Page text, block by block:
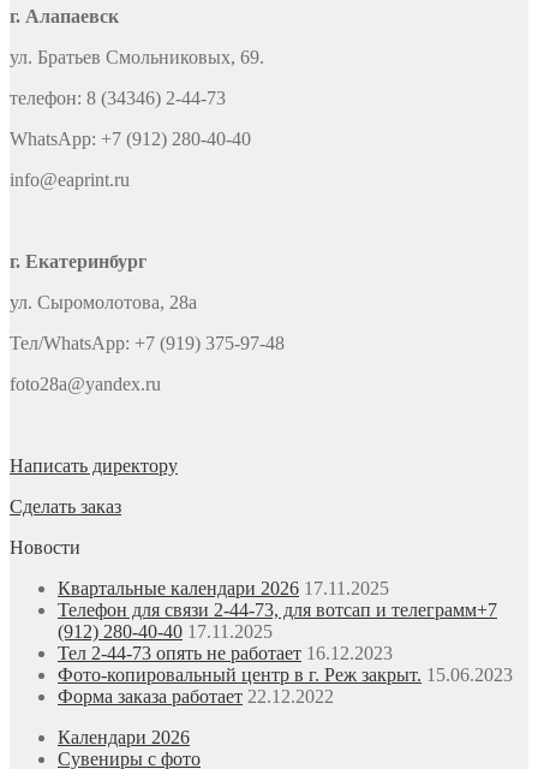
г. Алапаевск
ул. Братьев Смольниковых, 69.
телефон: 8 (34346) 2-44-73
WhatsApp: +7 (912) 280-40-40
info@eaprint.ru
г. Екатеринбург
ул. Сыромолотова, 28а
Тел/WhatsApp: +7 (919) 375-97-48
foto28a@yandex.ru
Написать директору
Сделать заказ
Новости
Квартальные календари 2026 17.11.2025
Телефон для связи 2-44-73, для вотсап и телеграмм+7
(912) 280-40-40 17.11.2025
Тел 2-44-73 опять не работает 16.12.2023
Фото-копировальный центр в г. Реж закрыт. 15.06.2023
Форма заказа работает 22.12.2022
Календари 2026
Сувениры с фото